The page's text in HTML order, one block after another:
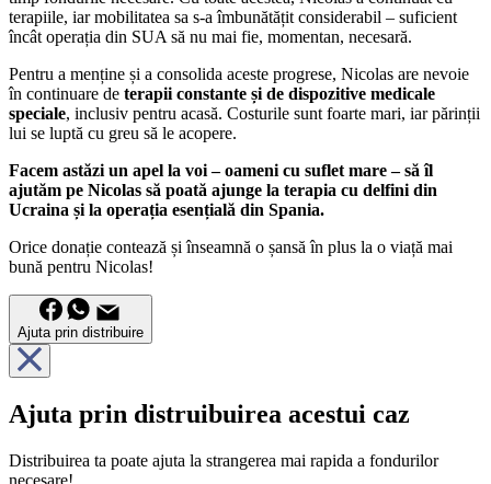
terapiile, iar mobilitatea sa s-a îmbunătățit considerabil – suficient
încât operația din SUA să nu mai fie, momentan, necesară.
Pentru a menține și a consolida aceste progrese, Nicolas are nevoie
în continuare de terapii constante și de dispozitive medicale
speciale, inclusiv pentru acasă. Costurile sunt foarte mari, iar părinții
lui se luptă cu greu să le acopere.
Facem astăzi un apel la voi – oameni cu suflet mare – să îl
ajutăm pe Nicolas să poată ajunge la terapia cu delfini din
Ucraina și la operația esențială din Spania.
Orice donație contează și înseamnă o șansă în plus la o viață mai
bună pentru Nicolas!
Ajuta prin distribuire
Ajuta prin distruibuirea acestui caz
Distribuirea ta poate ajuta la strangerea mai rapida a fondurilor
necesare!